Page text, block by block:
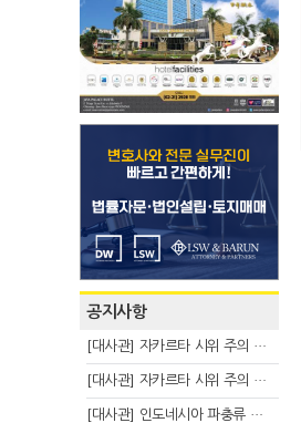
공지사항
[대사관] 자카르타 시위 주의 안내(8.6)
[대사관] 자카르타 시위 주의 안내(8.3)
[대사관] 인도네시아 파충류 불법 반출 주의 (7.29)